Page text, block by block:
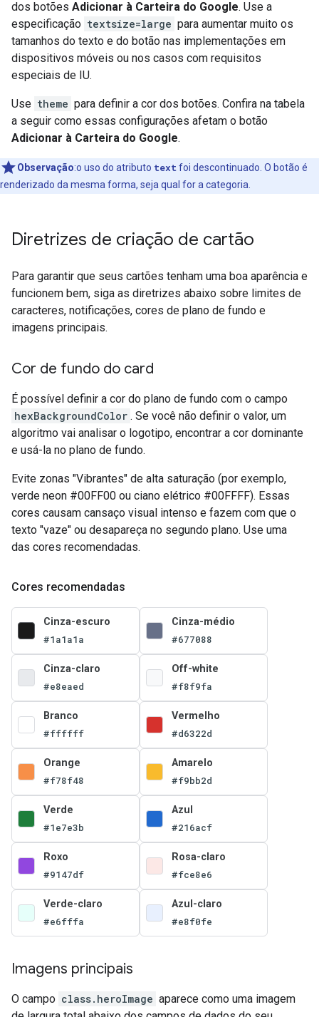
dos botões Adicionar à Carteira do Google. Use a
especificação textsize=large para aumentar muito os
tamanhos do texto e do botão nas implementações em
dispositivos móveis ou nos casos com requisitos
especiais de IU.
Use theme para definir a cor dos botões. Confira na tabela
a seguir como essas configurações afetam o botão
Adicionar à Carteira do Google.
Observação:o uso do atributo textfoi descontinuado. O botão é
renderizado da mesma forma, seja qual for a categoria.
Diretrizes de criação de cartão
Para garantir que seus cartões tenham uma boa aparência e
funcionem bem, siga as diretrizes abaixo sobre limites de
caracteres, notificações, cores de plano de fundo e
imagens principais.
Cor de fundo do card
É possível definir a cor do plano de fundo com o campo
hexBackgroundColor . Se você não definir o valor, um
algoritmo vai analisar o logotipo, encontrar a cor dominante
e usá-la no plano de fundo.
Evite zonas "Vibrantes" de alta saturação (por exemplo,
verde neon #00FF00 ou ciano elétrico #00FFFF). Essas
cores causam cansaço visual intenso e fazem com que o
texto "vaze" ou desapareça no segundo plano. Use uma
das cores recomendadas.
Cores recomendadas
Cinza-escuro
#1a1a1a
Cinza-médio
#677088
Cinza-claro
#e8eaed
Off-white
#f8f9fa
Branco
#ffffff
Vermelho
#d6322d
Orange
#f78f48
Amarelo
#f9bb2d
Verde
#1e7e3b
Azul
#216acf
Roxo
#9147df
Rosa-claro
#fce8e6
Verde-claro
#e6fffa
Azul-claro
#e8f0fe
Imagens principais
O campo class.heroImage aparece como uma imagem